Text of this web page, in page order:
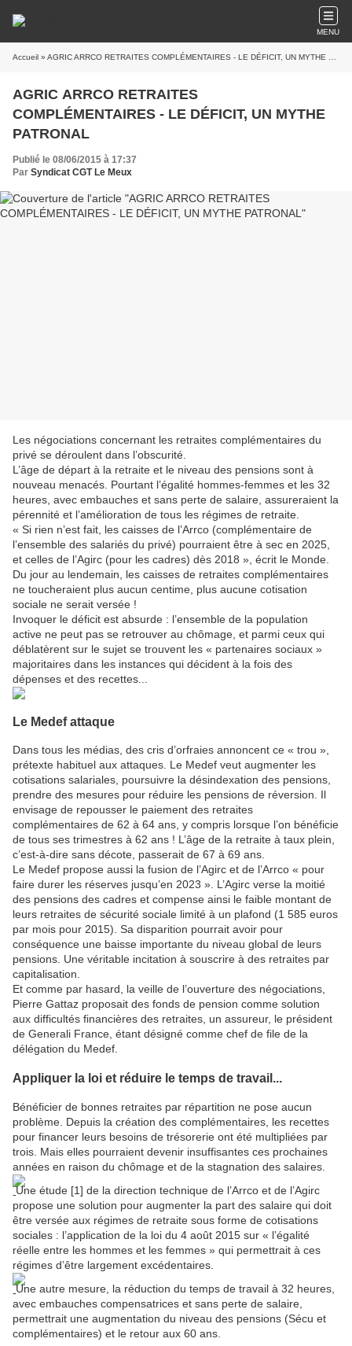
MENU
Accueil » AGRIC ARRCO RETRAITES COMPLÉMENTAIRES - LE DÉFICIT, UN MYTHE PATRONAL
AGRIC ARRCO RETRAITES
COMPLÉMENTAIRES - LE DÉFICIT, UN MYTHE
PATRONAL
Publié le 08/06/2015 à 17:37
Par Syndicat CGT Le Meux
Les négociations concernant les retraites complémentaires du
privé se déroulent dans l’obscurité.
L’âge de départ à la retraite et le niveau des pensions sont à
nouveau menacés. Pourtant l’égalité hommes-femmes et les 32
heures, avec embauches et sans perte de salaire, assureraient la
pérennité et l’amélioration de tous les régimes de retraite.
« Si rien n’est fait, les caisses de l’Arrco (complémentaire de
l’ensemble des salariés du privé) pourraient être à sec en 2025,
et celles de l’Agirc (pour les cadres) dès 2018 », écrit le Monde.
Du jour au lendemain, les caisses de retraites complémentaires
ne toucheraient plus aucun centime, plus aucune cotisation
sociale ne serait versée !
Invoquer le déficit est absurde : l’ensemble de la population
active ne peut pas se retrouver au chômage, et parmi ceux qui
déblatèrent sur le sujet se trouvent les « partenaires sociaux »
majoritaires dans les instances qui décident à la fois des
dépenses et des recettes...
Le Medef attaque
Dans tous les médias, des cris d’orfraies annoncent ce « trou »,
prétexte habituel aux attaques. Le Medef veut augmenter les
cotisations salariales, poursuivre la désindexation des pensions,
prendre des mesures pour réduire les pensions de réversion. Il
envisage de repousser le paiement des retraites
complémentaires de 62 à 64 ans, y compris lorsque l’on bénéficie
de tous ses trimestres à 62 ans ! L’âge de la retraite à taux plein,
c’est-à-dire sans décote, passerait de 67 à 69 ans.
Le Medef propose aussi la fusion de l’Agirc et de l’Arrco « pour
faire durer les réserves jusqu’en 2023 ». L’Agirc verse la moitié
des pensions des cadres et compense ainsi le faible montant de
leurs retraites de sécurité sociale limité à un plafond (1 585 euros
par mois pour 2015). Sa disparition pourrait avoir pour
conséquence une baisse importante du niveau global de leurs
pensions. Une véritable incitation à souscrire à des retraites par
capitalisation.
Et comme par hasard, la veille de l’ouverture des négociations,
Pierre Gattaz proposait des fonds de pension comme solution
aux difficultés financières des retraites, un assureur, le président
de Generali France, étant désigné comme chef de file de la
délégation du Medef.
Appliquer la loi et réduire le temps de travail...
Bénéficier de bonnes retraites par répartition ne pose aucun
problème. Depuis la création des complémentaires, les recettes
pour financer leurs besoins de trésorerie ont été multipliées par
trois. Mais elles pourraient devenir insuffisantes ces prochaines
années en raison du chômage et de la stagnation des salaires.
Une étude [1] de la direction technique de l’Arrco et de l’Agirc
propose une solution pour augmenter la part des salaire qui doit
être versée aux régimes de retraite sous forme de cotisations
sociales : l’application de la loi du 4 août 2015 sur « l’égalité
réelle entre les hommes et les femmes » qui permettrait à ces
régimes d’être largement excédentaires.
Une autre mesure, la réduction du temps de travail à 32 heures,
avec embauches compensatrices et sans perte de salaire,
permettrait une augmentation du niveau des pensions (Sécu et
complémentaires) et le retour aux 60 ans.